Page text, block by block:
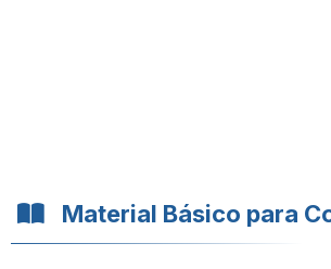
Material Básico para